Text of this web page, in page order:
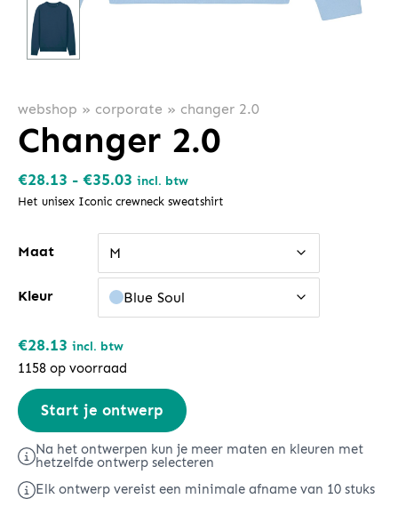
webshop » corporate » changer 2.0
Changer 2.0
€28.13 - €35.03 Prijsklasse:
€28.13
tot
incl. btw
Het unisex Iconic crewneck sweatshirt
Maat M
Kleur Blue Soul
€28.13 incl. btw
1158 op voorraad
Changer
2.0
aantal
Start je ontwerp
Na het ontwerpen kun je meer maten en kleuren met
hetzelfde ontwerp selecteren
Elk ontwerp vereist een minimale afname van 10 stuks